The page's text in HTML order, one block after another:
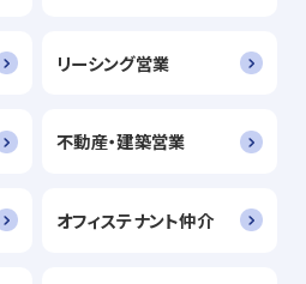
リーシング営業
不動産・建築営業
オフィステナント仲介